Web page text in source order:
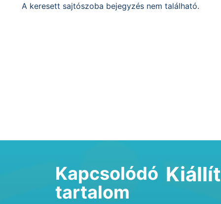
A keresett sajtószoba bejegyzés nem található.
Kapcsolódó
tartalom